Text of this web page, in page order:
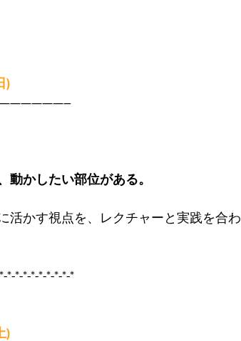
)
動かしたい部位がある。
活かす視点を、レクチャーと実践を合
*-*-*-*-*-*-*-*-*
)